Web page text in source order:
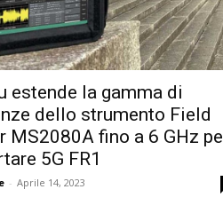
estende la gamma di
dello strumento Field
MS2080A fino a 6 GHz
5G FR1
- Aprile 14, 2023